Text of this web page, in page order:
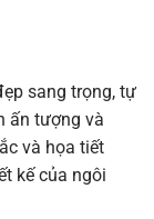
sang trọng, tự
ấn tượng và
và họa tiết
kế của ngôi